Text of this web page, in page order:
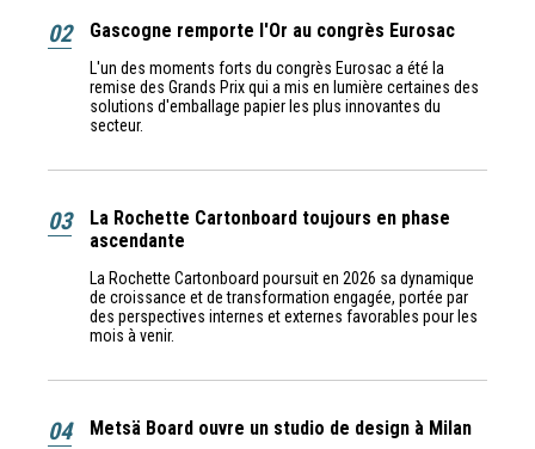
02 Gascogne remporte l'Or au congrès Eurosac
L'un des moments forts du congrès Eurosac a été la
remise des Grands Prix qui a mis en lumière certaines des
solutions d'emballage papier les plus innovantes du
secteur.
03
La Rochette Cartonboard toujours en phase
ascendante
La Rochette Cartonboard poursuit en 2026 sa dynamique
de croissance et de transformation engagée, portée par
des perspectives internes et externes favorables pour les
mois à venir.
04 Metsä Board ouvre un studio de design à Milan